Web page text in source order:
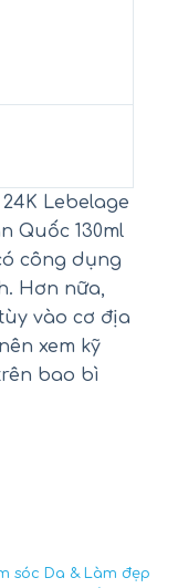
Lebelage
Quốc 130ml
công dụng
Hơn nữa,
vào cơ địa
xem kỹ
bao bì
sóc Da & Làm đẹp